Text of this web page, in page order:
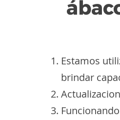
Estamos
brindar